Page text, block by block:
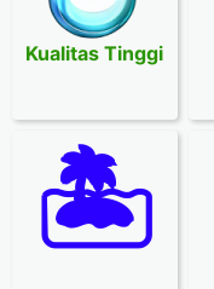
Kualitas Tinggi
🏝